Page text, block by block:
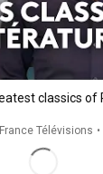
classics of
Télévisions •